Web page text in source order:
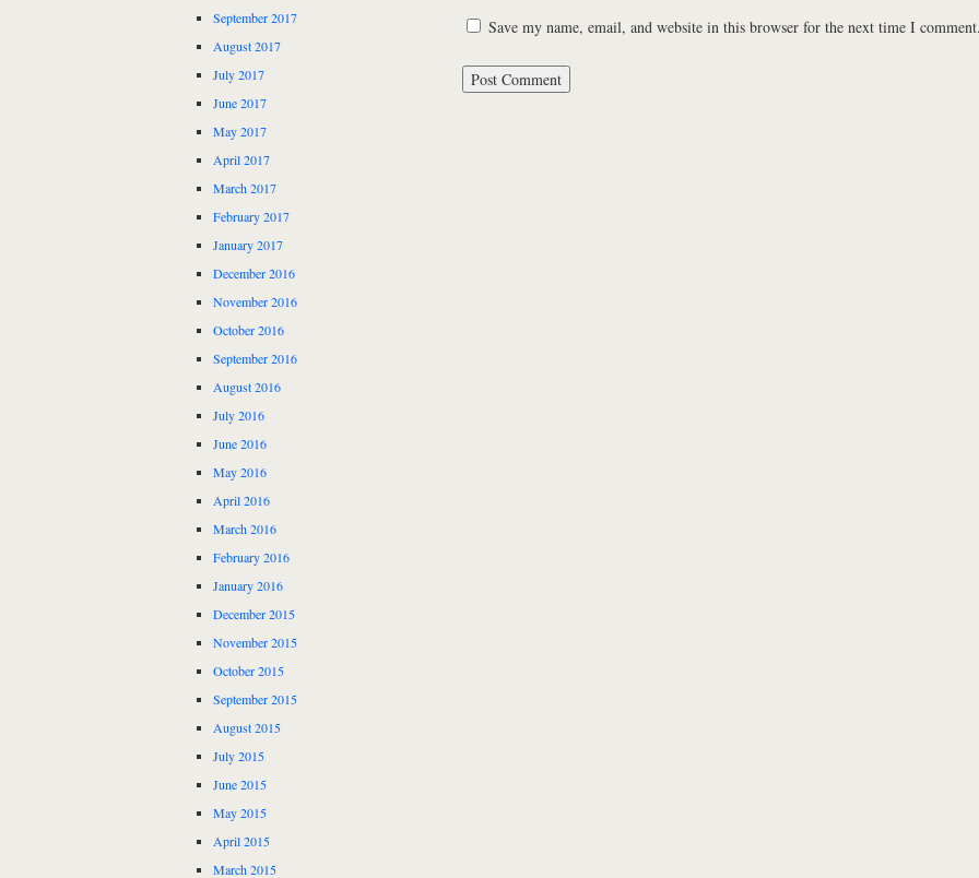
Save my name, email, and website in this browser for the next time I
September 2017
August 2017
July 2017
June 2017
May 2017
April 2017
March 2017
February 2017
January 2017
December 2016
November 2016
October 2016
September 2016
August 2016
July 2016
June 2016
May 2016
April 2016
March 2016
February 2016
January 2016
December 2015
November 2015
October 2015
September 2015
August 2015
July 2015
June 2015
May 2015
April 2015
March 2015